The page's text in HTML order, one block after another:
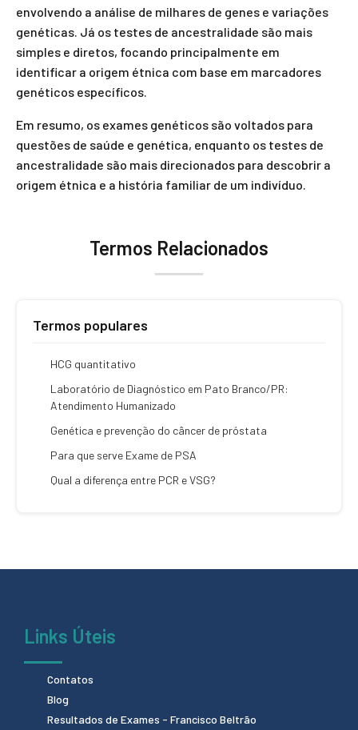
envolvendo a análise de milhares de genes e variações
genéticas. Já os testes de ancestralidade são mais
simples e diretos, focando principalmente em
identificar a origem étnica com base em marcadores
genéticos específicos.
Em resumo, os exames genéticos são voltados para
questões de saúde e genética, enquanto os testes de
ancestralidade são mais direcionados para descobrir a
origem étnica e a história familiar de um indivíduo.
Termos Relacionados
Termos populares
HCG quantitativo
Laboratório de Diagnóstico em Pato Branco/PR:
Atendimento Humanizado
Genética e prevenção do câncer de próstata
Para que serve Exame de PSA
Qual a diferença entre PCR e VSG?
Links Úteis
Contatos
Blog
Resultados de Exames - Francisco Beltrão